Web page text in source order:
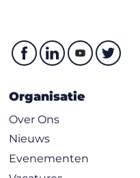
Organisatie
Over Ons
Nieuws
Evenementen